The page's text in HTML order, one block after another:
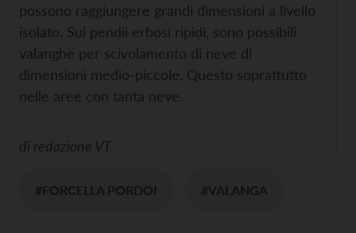
possono raggiungere grandi dimensioni a livello
isolato. Sui pendii erbosi ripidi, sono possibili
valanghe per scivolamento di neve di
dimensioni medio-piccole. Questo soprattutto
nelle aree con tanta neve.
di redazione VT
#FORCELLA PORDOI #VALANGA